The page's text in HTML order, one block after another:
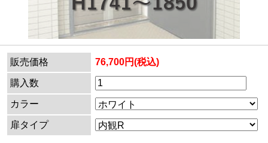
販売価格 76,700円(税込)
購入数
カラー
扉タイプ